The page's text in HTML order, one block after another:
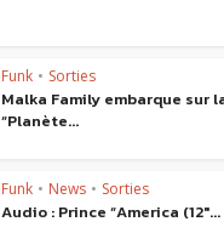
Funk • Sorties
Malka Family embarque sur
“Planète...
Funk • News • Sorties
Audio : Prince “America (12″...